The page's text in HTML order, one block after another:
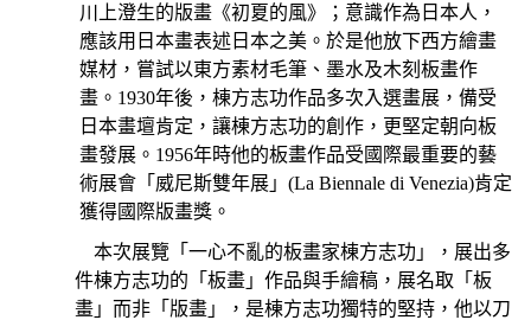
川上澄生的版畫《初夏的風》；意識作為日本人，
應該用日本畫表述日本之美。於是他放下西方繪畫
媒材，嘗試以東方素材毛筆、墨水及木刻板畫作
畫。 1930年後，棟方志功作品多次入選畫展，備受
日本畫壇肯定，讓棟方志功的創作，更堅定朝向板
畫發展。 1956年時他的板畫作品受國際最重要的藝
術展會「威尼斯雙年展」 (La Biennale di Venezia)肯定
獲得國際版畫獎。
本次展覽「一心不亂的板畫家棟方志功」，展出多
件棟方志功的「板畫」作品與手繪稿，展名取「板
畫」而非「版畫」，是棟方志功獨特的堅持，他以刀